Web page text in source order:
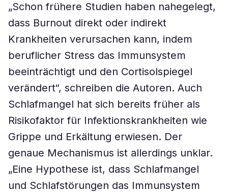
„Schon frühere Studien haben nahegelegt,
dass Burnout direkt oder indirekt
Krankheiten verursachen kann, indem
beruflicher Stress das Immunsystem
beeinträchtigt und den Cortisolspiegel
verändert“, schreiben die Autoren. Auch
Schlafmangel hat sich bereits früher als
Risikofaktor für Infektionskrankheiten wie
Grippe und Erkältung erwiesen. Der
genaue Mechanismus ist allerdings unklar.
„Eine Hypothese ist, dass Schlafmangel
und Schlafstörungen das Immunsystem